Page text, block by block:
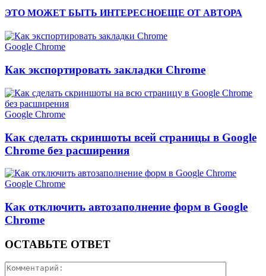
ЭТО МОЖЕТ БЫТЬ ИНТЕРЕСНОЕЩЕ ОТ АВТОРА
Google Chrome
Как экспортировать закладки Chrome
Google Chrome
Как сделать скриншоты всей страницы в Google
Chrome без расширения
Google Chrome
Как отключить автозаполнение форм в Google
Chrome
ОСТАВЬТЕ ОТВЕТ